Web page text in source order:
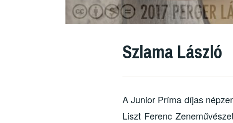
Szlama László
A Junior Príma díjas
Liszt Ferenc